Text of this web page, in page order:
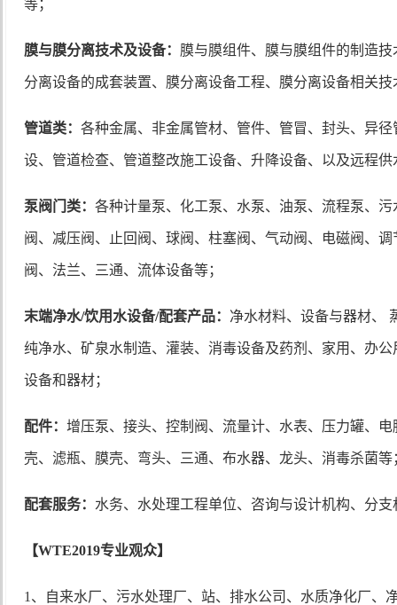
等；
膜与膜分离技术及设备： 膜与膜组件、膜与膜组件的制造
分离设备的成套装置、膜分离设备工程、膜分离设备相关
管道类： 各种金属、非金属管材、管件、管冒、封头、异
设、管道检查、管道整改施工设备、升降设备、以及远程
泵阀门类： 各种计量泵、化工泵、水泵、油泵、流程泵、
阀、减压阀、止回阀、球阀、柱塞阀、气动阀、电磁阀、
阀、法兰、三通、流体设备等；
末端净水/饮用水设备/配套产品： 净水材料、设备与器材、
纯净水、矿泉水制造、灌装、消毒设备及药剂、家用、办
设备和器材；
配件： 增压泵、接头、控制阀、流量计、水表、压力罐、
壳、滤瓶、膜壳、弯头、三通、布水器、龙头、消毒杀菌等
配套服务： 水务、水处理工程单位、咨询与设计机构、分支
【WTE2019专业观众】
1、自来水厂、污水处理厂、站、排水公司、水质净化厂、